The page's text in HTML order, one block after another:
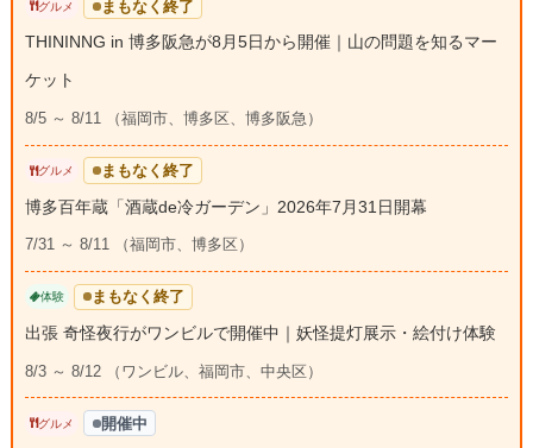
グルメ まもなく終了
THININNG in 博多阪急が8月5日から開催｜山の問題を知るマー
ケット
8/5 ～ 8/11 （福岡市、博多区、博多阪急）
グルメ まもなく終了
博多百年蔵「酒蔵de冷ガーデン」2026年7月31日開幕
7/31 ～ 8/11 （福岡市、博多区）
体験 まもなく終了
出張 奇怪夜行がワンビルで開催中｜妖怪提灯展示・絵付け体験
8/3 ～ 8/12 （ワンビル、福岡市、中央区）
グルメ 開催中